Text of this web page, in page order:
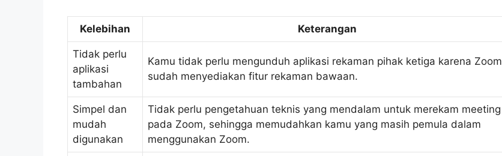
Kelebihan Keterangan
Tidak perlu
aplikasi
tambahan
Kamu tidak perlu mengunduh aplikasi rekaman pihak ketiga karena Zoom
sudah menyediakan fitur rekaman bawaan.
Simpel dan
mudah
digunakan
Tidak perlu pengetahuan teknis yang mendalam untuk merekam meeting
pada Zoom, sehingga memudahkan kamu yang masih pemula dalam
menggunakan Zoom.